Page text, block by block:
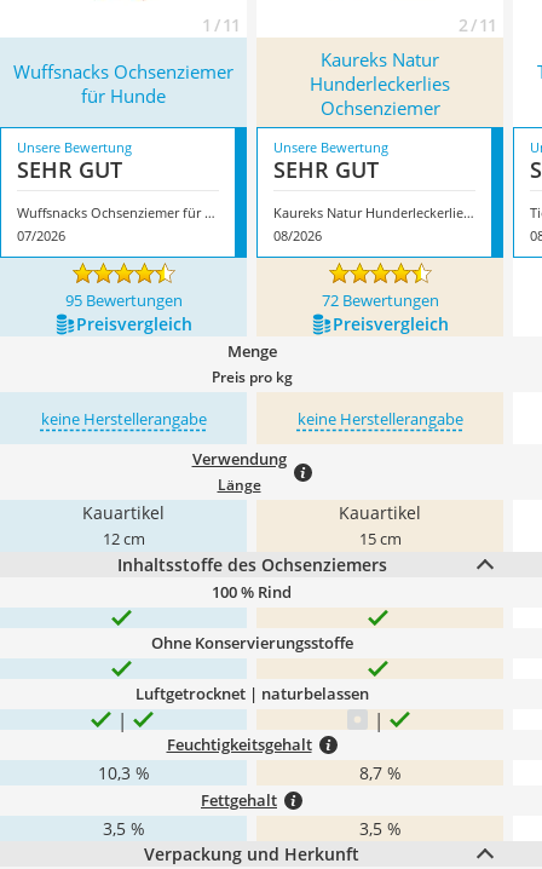
1 / 11 2 / 11
Wuffsnacks Ochsenziemer
für Hunde
Kaureks Natur
Hunderleckerlies
Ochsenziemer
Unsere Bewertung
SEHR GUT
Wuffsnacks Ochsenziemer für Hunde
07/2026
Unsere Bewertung
SEHR GUT
Kaureks Natur Hunderleckerlies Ochsenziemer
08/2026
95 Bewertungen 72 Bewertungen
Preis­vergleich Preis­vergleich
Menge
Preis pro kg
keine Herstellerangabe keine Herstellerangabe
Verwendung
Länge
Kauartikel
12 cm
Kauartikel
15 cm
Inhaltsstoffe des Ochsenziemers
100 % Rind
Ohne Konservierungsstoffe
Luftgetrocknet | naturbelassen
Feuchtigkeitsgehalt
10,3 % 8,7 %
Fettgehalt
3,5 %
3,5 %
Verpackung und Herkunft